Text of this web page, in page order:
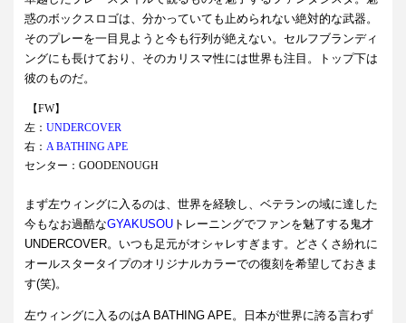
惑のボックスロゴは、分かっていても止められない絶対的な武器。
そのプレーを一目見ようと今も行列が絶えない。セルフブランディ
ングにも長けており、そのカリスマ性には世界も注目。トップ下は
彼のものだ。
【FW】
左： UNDERCOVER
右： ABATHING APE
センター：GOODENOUGH
まず左ウィングに入るのは、世界を経験し、ベテランの域に達した
今もなお過酷なGYAKUSOU トレーニングでファンを魅了する鬼才
UNDERCOVER。いつも足元がオシャレすぎます。どさくさ紛れに
オールスタータイプのオリジナルカラーでの復刻を希望しておきま
す(笑)。
左ウィングに入るのはA BATHING APE。日本が世界に誇る言わず